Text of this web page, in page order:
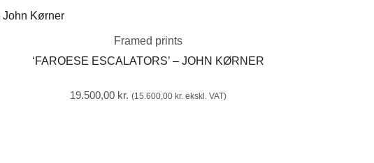
Framed prints
‘FAROESE ESCALATORS’ – JOHN KØRNER
19.500,00 kr. (15.600,00 kr. ekskl. VAT)